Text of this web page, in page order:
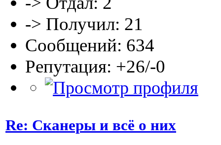
-> Получил: 21
Сообщений: 634
Репутация: +26/-0
Re: Сканеры и всё о них